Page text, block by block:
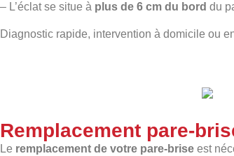
– L’éclat se situe à plus de 6 cm du bord du
Diagnostic rapide, intervention à domicile ou
Remplacement pare-
Le remplacement de votre pare-brise est